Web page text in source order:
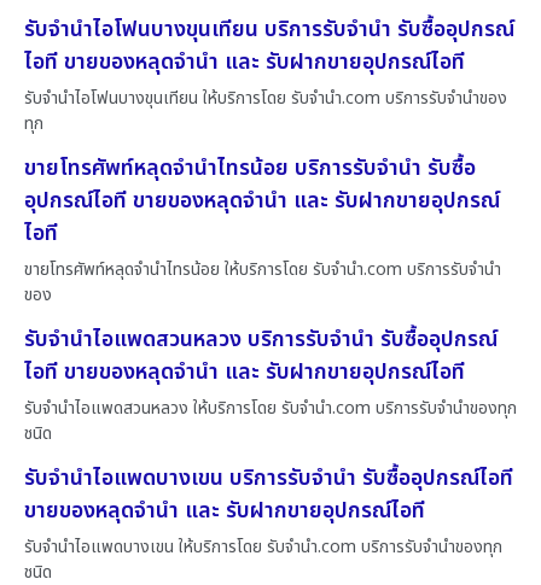
รับจำนำไอโฟนบางขุนเทียน บริการรับจำนำ รับซื้ออุปกรณ์
ไอที ขายของหลุดจำนำ และ รับฝากขายอุปกรณ์ไอที
รับจำนำไอโฟนบางขุนเทียน ให้บริการโดย รับจํานํา.com บริการรับจำนำของ
ทุก
ขายโทรศัพท์หลุดจำนำไทรน้อย บริการรับจำนำ รับซื้อ
อุปกรณ์ไอที ขายของหลุดจำนำ และ รับฝากขายอุปกรณ์
ไอที
ขายโทรศัพท์หลุดจำนำไทรน้อย ให้บริการโดย รับจํานํา.com บริการรับจำนำ
ของ
รับจำนำไอแพดสวนหลวง บริการรับจำนำ รับซื้ออุปกรณ์
ไอที ขายของหลุดจำนำ และ รับฝากขายอุปกรณ์ไอที
รับจำนำไอแพดสวนหลวง ให้บริการโดย รับจํานํา.com บริการรับจำนำของทุก
ชนิด
รับจำนำไอแพดบางเขน บริการรับจำนำ รับซื้ออุปกรณ์ไอที
ขายของหลุดจำนำ และ รับฝากขายอุปกรณ์ไอที
รับจำนำไอแพดบางเขน ให้บริการโดย รับจํานํา.com บริการรับจำนำของทุก
ชนิด